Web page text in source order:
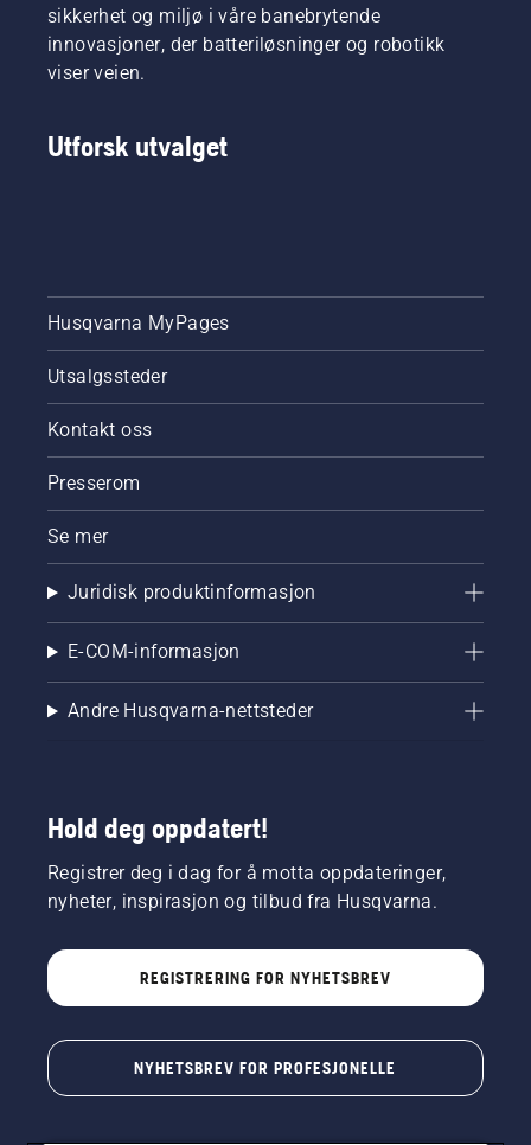
sikkerhet og miljø i våre banebrytende
innovasjoner, der batteriløsninger og robotikk
viser veien.
Utforsk utvalget
Husqvarna MyPages
Utsalgssteder
Kontakt oss
Presserom
Se mer
Juridisk produktinformasjon
E-COM-informasjon
Andre Husqvarna-nettsteder
Hold deg oppdatert!
Registrer deg i dag for å motta oppdateringer,
nyheter, inspirasjon og tilbud fra Husqvarna.
REGISTRERING FOR NYHETSBREV
NYHETSBREV FOR PROFESJONELLE